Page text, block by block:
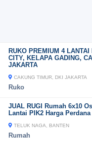
RUKO PREMIUM 4 LANTAI
CITY, KELAPA GADING,
JAKARTA
CAKUNG TIMUR, DKI JAKARTA
Ruko
JUAL RUGI Rumah 6x10
Lantai PIK2 Harga Perdana
TELUK NAGA, BANTEN
Rumah